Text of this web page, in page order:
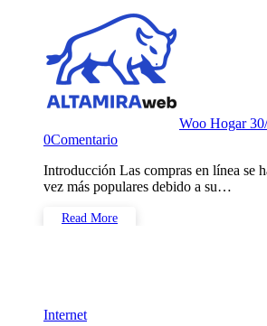
Woo Hogar
0Comentario
Introducción Las compras en línea se han vuelto cada
vez más populares debido a su…
Read More
Internet